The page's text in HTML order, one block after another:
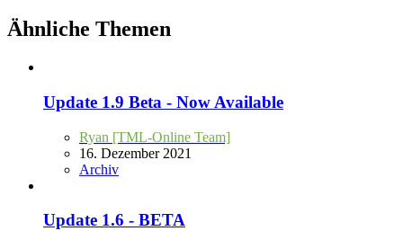
Ähnliche Themen
Update 1.9 Beta - Now Available
Ryan [TML-Online Team]
16. Dezember 2021
Archiv
Update 1.6 - BETA